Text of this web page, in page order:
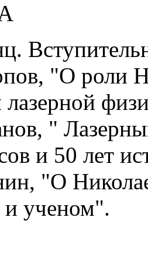
"О роли
лазерной
"
и 50 лет
"О Николае
и ученом".